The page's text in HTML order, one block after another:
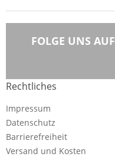
FOLGE UNS AUF
Rechtliches
Impressum
Datenschutz
Barrierefreiheit
Versand und Kosten